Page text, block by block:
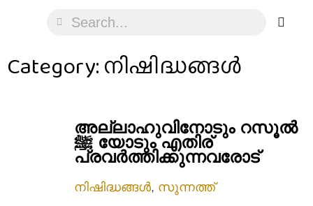
Category: നിഷിദ്ധങ്ങൾ
അല്ലാഹുവിനോടും റസൂൽ
ﷺ യോടും എതിര്
പ്രവര്‍ത്തിക്കുന്നവരോട്
നിഷിദ്ധങ്ങൾ, സുന്നത്ത്